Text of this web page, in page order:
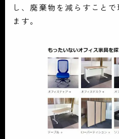
し、廃棄物を減らすこと
ます。